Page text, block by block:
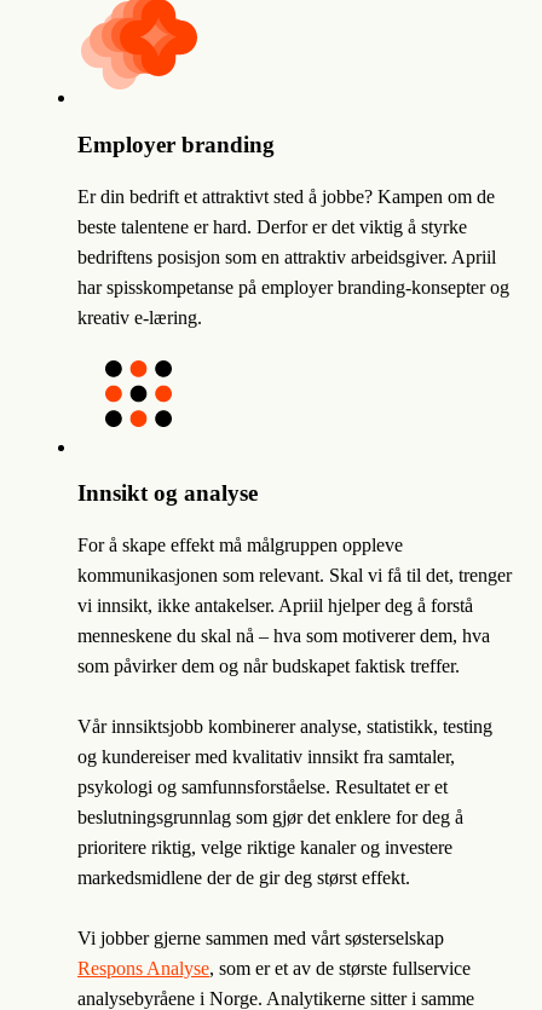
Employer branding
Er din bedrift et attraktivt sted å jobbe? Kampen om de
beste talentene er hard. Derfor er det viktig å styrke
bedriftens posisjon som en attraktiv arbeidsgiver. Apriil
har spisskompetanse på employer branding-konsepter og
kreativ e-læring.
Innsikt og analyse
For å skape effekt må målgruppen oppleve
kommunikasjonen som relevant. Skal vi få til det, trenger
vi innsikt, ikke antakelser. Apriil hjelper deg å forstå
menneskene du skal nå – hva som motiverer dem, hva
som påvirker dem og når budskapet faktisk treffer.
Vår innsiktsjobb kombinerer analyse, statistikk, testing
og kundereiser med kvalitativ innsikt fra samtaler,
psykologi og samfunnsforståelse. Resultatet er et
beslutningsgrunnlag som gjør det enklere for deg å
prioritere riktig, velge riktige kanaler og investere
markedsmidlene der de gir deg størst effekt.
Vi jobber gjerne sammen med vårt søsterselskap
Respons Analyse, som er et av de største fullservice
analysebyråene i Norge. Analytikerne sitter i samme